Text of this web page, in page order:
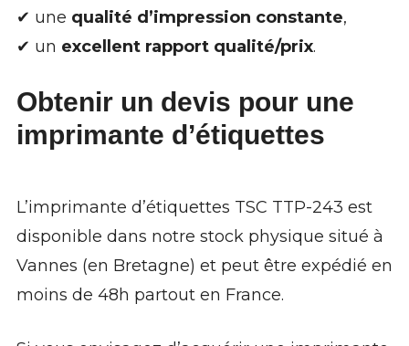
✔ une qualité d’impression constante,
✔ un excellent rapport qualité/prix.
Obtenir un devis pour une
imprimante d’étiquettes
L’imprimante d’étiquettes TSC TTP-243 est
disponible dans notre stock physique situé à
Vannes (en Bretagne) et peut être expédié en
moins de 48h partout en France.